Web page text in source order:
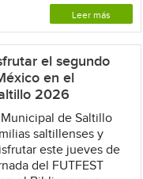
Leer más
el segundo
en el
2026
de Saltillo
saltillenses y
este jueves de
del FUTFEST